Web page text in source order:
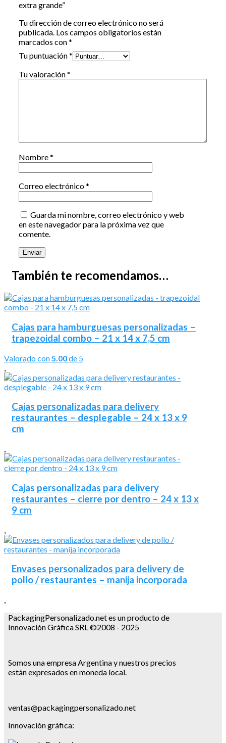
extra grande”
Tu dirección de correo electrónico no será
publicada. Los campos obligatorios están
marcados con*
Tu puntuación*
Tu valoración*
Nombre*
Correo electrónico*
Guarda mi nombre, correo electrónico y web
en este navegador para la próxima vez que
comente.
También te recomendamos…
Cajas para hamburguesas personalizadas –
trapezoidal combo – 21 x 14 x 7,5 cm
Valorado con 5.00de 5
Cajas personalizadas para delivery
restaurantes – desplegable – 24 x 13 x 9
cm
,
Cajas personalizadas para delivery
restaurantes – cierre por dentro – 24 x 13 x
9 cm
Envases personalizados para delivery de
pollo / restaurantes – manija incorporada
,
PackagingPersonalizado.net es un producto de
Innovación Gráfica SRL ©2008 - 2025
Somos una empresa Argentina y nuestros precios
están expresados en moneda local.
ventas@packagingpersonalizado.net
Innovación gráfica: